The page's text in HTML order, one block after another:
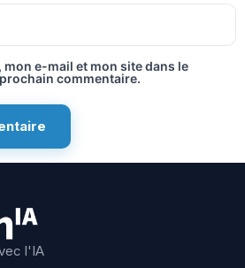
e-mail et mon site dans le
commentaire.
l'IA